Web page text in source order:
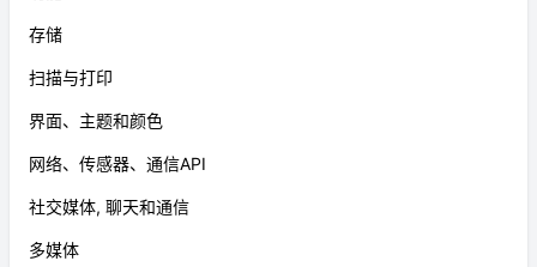
存储
扫描与打印
界面、主题和颜色
网络、传感器、通信API
社交媒体, 聊天和通信
多媒体